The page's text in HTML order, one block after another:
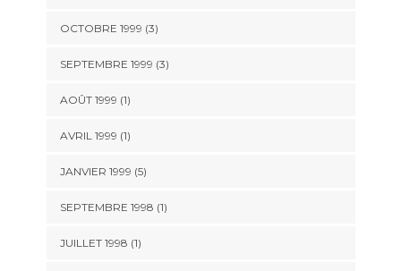
OCTOBRE 1999 (3)
SEPTEMBRE 1999 (3)
AOÛT 1999 (1)
AVRIL 1999 (1)
JANVIER 1999 (5)
SEPTEMBRE 1998 (1)
JUILLET 1998 (1)